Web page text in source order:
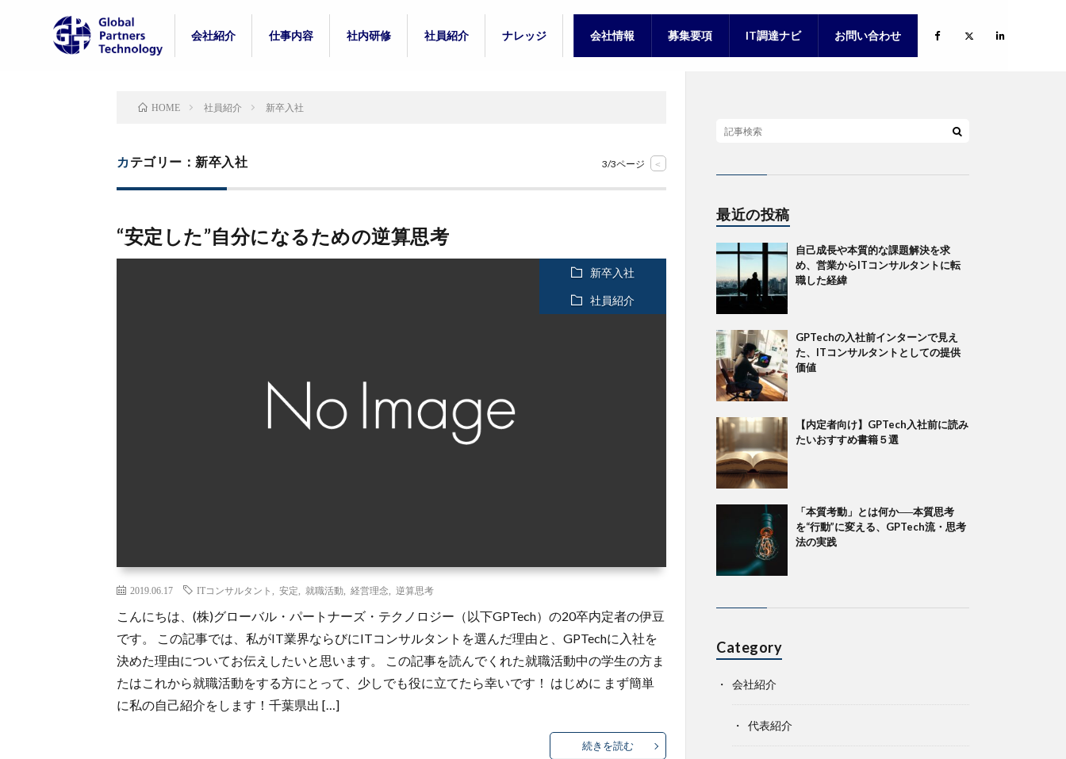
会社紹介 仕事内容 社内研修 社員紹介 ナレッジ 会社情報 募集要項 IT調達ナビ お問い合わせ
HOME 社員紹介 新卒入社
カテゴリー：新卒入社 3/3ページ <
“安定した”自分になるための逆算思考
新卒入社
社員紹介
2019.06.17 ITコンサルタント 安定 就職活動 経営理念 逆算思考
こんにちは、(株)グローバル・パートナーズ・テクノロジー（以下GPTech）の20卒内定者の伊豆
です。 この記事では、私がIT業界ならびにITコンサルタントを選んだ理由と、GPTechに入社を
決めた理由についてお伝えしたいと思います。 この記事を読んでくれた就職活動中の学生の方ま
たはこれから就職活動をする方にとって、少しでも役に立てたら幸いです！ はじめに まず簡単
に私の自己紹介をします！千葉県出 […]
続きを読む
最近の投稿
自己成長や本質的な課題解決を求
め、営業からITコンサルタントに転
職した経緯
GPTechの入社前インターンで見え
た、ITコンサルタントとしての提供
価値
【内定者向け】GPTech入社前に読み
たいおすすめ書籍５選
「本質考動」とは何か──本質思考
を“行動”に変える、GPTech流・思考
法の実践
Category
会社紹介
代表紹介